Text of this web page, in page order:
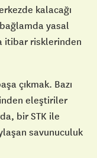
kalacağı
yasal
itibar risklerinden
çıkmak. Bazı
eleştiriler
bir STK ile
savunuculuk